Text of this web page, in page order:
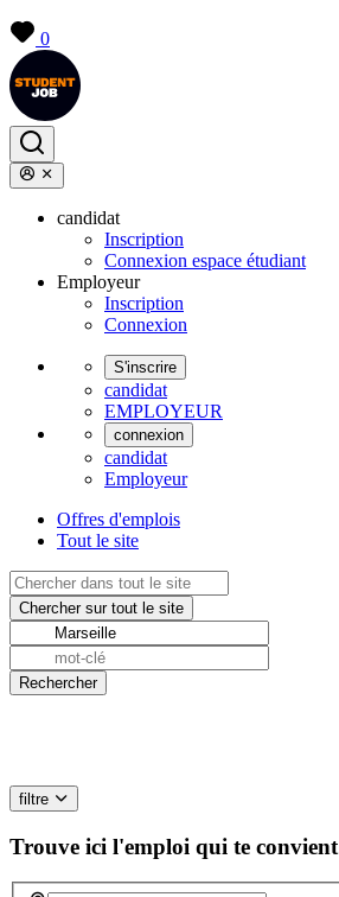
0
candidat
Inscription
Connexion espace étudiant
Employeur
Inscription
Connexion
S'inscrire
candidat
EMPLOYEUR
connexion
candidat
Employeur
Offres d'emplois
Tout le site
filtre
Trouve ici l'emploi qui te convient